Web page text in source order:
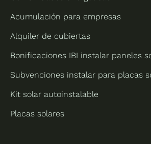
Acumulación para empresas
Alquiler de cubiertas
Bonificaciones IBI instalar paneles
Subvenciones instalar para placas
Kit solar autoinstalable
Placas solares